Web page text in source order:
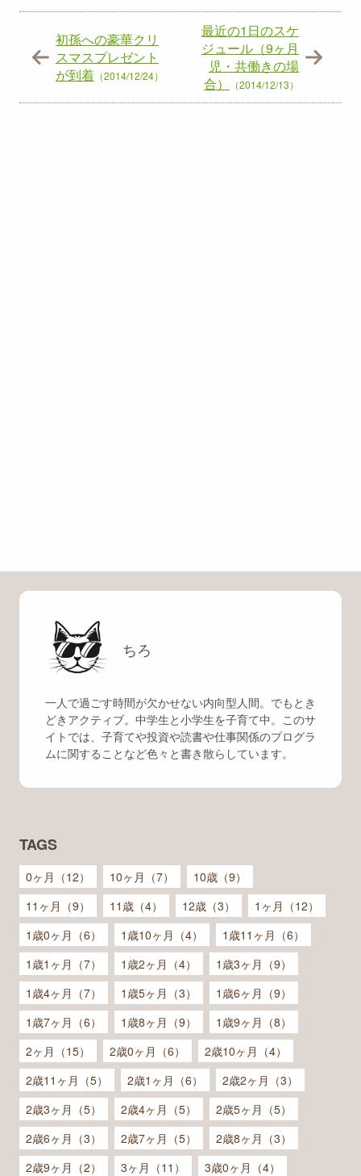
初孫への豪華クリ
スマスプレゼント
が到着 （2014/12/24）
最近の1日のスケ
ジュール（9ヶ月
児・共働きの場
合）
（2014/12/13）
ちろ
一人で過ごす時間が欠かせない内向型人間。でもとき
どきアクティブ。中学生と小学生を子育て中。このサ
イトでは、子育てや投資や読書や仕事関係のプログラ
ムに関することなど色々と書き散らしています。
TAGS
0ヶ月（12） 10ヶ月（7）
10歳（9）
11ヶ月（9）
11歳（4） 12歳（3）
1ヶ月（12）
1歳0ヶ月（6）
1歳10ヶ月（4）
1歳11ヶ月（6）
1歳1ヶ月（7）
1歳2ヶ月（4）
1歳3ヶ月（9）
1歳4ヶ月（7）
1歳5ヶ月（3）
1歳6ヶ月（9）
1歳7ヶ月（6）
1歳8ヶ月（9）
1歳9ヶ月（8）
2ヶ月（15）
2歳0ヶ月（6）
2歳10ヶ月（4）
2歳11ヶ月（5）
2歳1ヶ月（6）
2歳2ヶ月（3）
2歳3ヶ月（5）
2歳4ヶ月（5）
2歳5ヶ月（5）
2歳6ヶ月（3）
2歳7ヶ月（5）
2歳8ヶ月（3）
2歳9ヶ月（2）
3ヶ月（11）
3歳0ヶ月（4）